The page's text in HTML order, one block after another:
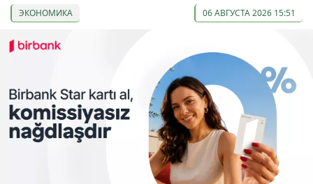
ЭКОНОМИКА 06 АВГУСТА 2026 15:51